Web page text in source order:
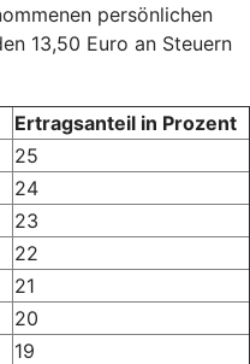
persönlichen
13,50 Euro an Steuern
Ertragsanteil in Prozent
25
24
23
22
21
20
19